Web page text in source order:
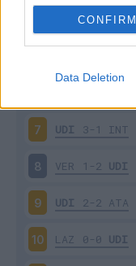
CONFIRM
Data Deletion
1-0 FIO
7 UDI 3-1 INT
8 VER 1-2 UDI
9 UDI 2-2 ATA
10 LAZ 0-0 UDI